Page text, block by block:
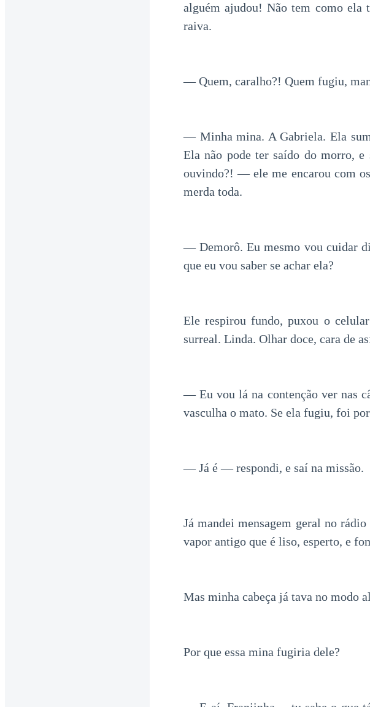
alguém ajudou! Não tem como
raiva.
— Quem, caralho?! Quem fugiu,
— Minha mina. A Gabriela. Ela
Ela não pode ter saído do morro,
ouvindo?! — ele me encarou com
merda toda.
— Demorô. Eu mesmo vou cuidar
que eu vou saber se achar ela?
Ele respirou fundo, puxou o
surreal. Linda. Olhar doce, cara de
— Eu vou lá na contenção ver nas
vasculha o mato. Se ela fugiu, foi
— Já é — respondi, e saí na missão.
Já mandei mensagem geral no
vapor antigo que é liso, esperto, e
Mas minha cabeça já tava no modo
Por que essa mina fugiria dele?